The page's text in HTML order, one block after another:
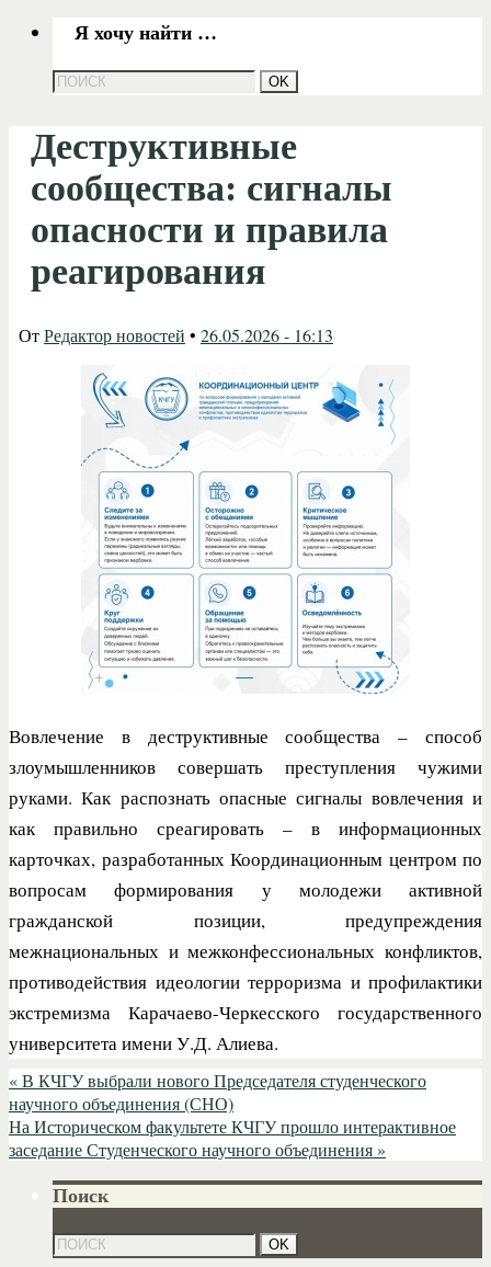
Я хочу найти …
Деструктивные
сообщества: сигналы
опасности и правила
реагирования
ОтРедактор новостей • 26.05.2026 - 16:13
Вовлечение в деструктивные сообщества – способ
злоумышленников совершать преступления чужими
руками. Как распознать опасные сигналы вовлечения и
как правильно среагировать – в информационных
карточках, разработанных Координационным центром по
вопросам формирования у молодежи активной
гражданской позиции, предупреждения
межнациональных и межконфессиональных конфликтов,
противодействия идеологии терроризма и профилактики
экстремизма Карачаево-Черкесского государственного
университета имени У.Д. Алиева.
«В КЧГУ выбрали нового Председателя студенческого
научного объединения (СНО)
На Историческом факультете КЧГУ прошло интерактивное
заседание Студенческого научного объединения»
Поиск